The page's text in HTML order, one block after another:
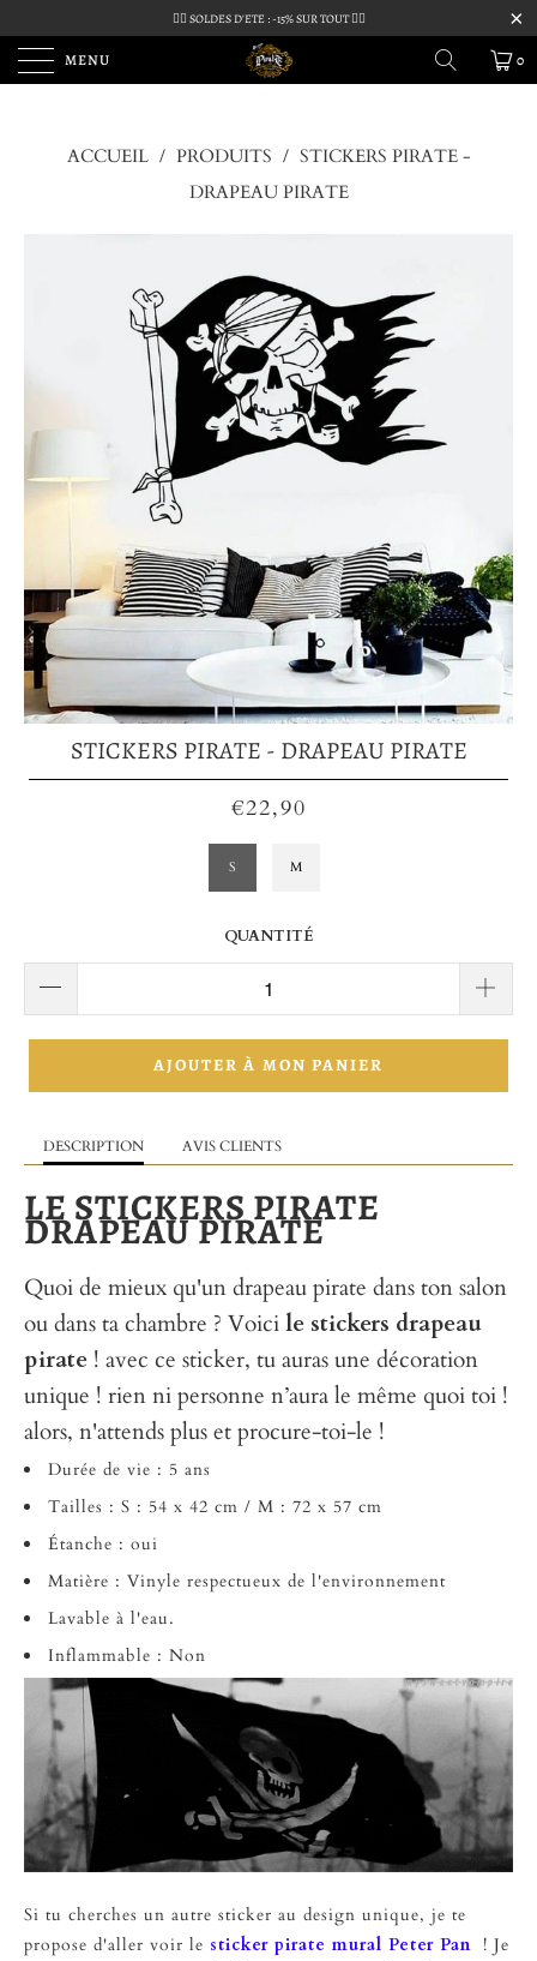
🏴‍☠️ SOLDES D'ETE : -15% SUR TOUT 🏴‍☠️
MENU 0
ACCUEIL / PRODUITS / STICKERS PIRATE -
DRAPEAU PIRATE
STICKERS PIRATE - DRAPEAU PIRATE
€22,90
S M
QUANTITÉ
AJOUTER À MON PANIER
DESCRIPTION AVIS CLIENTS
LE STICKERS PIRATE
DRAPEAU PIRATE
Quoi de mieux qu'un drapeau pirate dans ton salon
ou dans ta chambre ? Voicile stickers drapeau
pirate ! avec ce sticker, tu auras une décoration
unique ! rien ni personne n’aura le même quoi toi !
alors, n'attends plus et procure-toi-le !
Durée de vie : 5 ans
Tailles : S : 54 x 42 cm / M : 72 x 57 cm
Étanche : oui
Matière : Vinyle respectueux de l'environnement
Lavable à l'eau.
Inflammable : Non
Si tu cherches un autre sticker au design unique, je te
propose d'aller voir le sticker pirate mural Peter Pan ! Je